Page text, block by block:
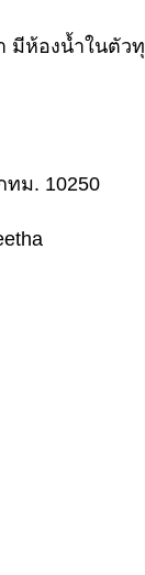
มีห้องน้ำในตั
ทม. 10250